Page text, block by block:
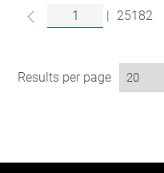
| 25182
Results per page